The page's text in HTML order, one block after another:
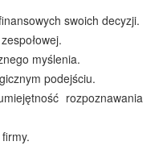
swoich decyzji.
myślenia.
podejściu.
rozpoznawania